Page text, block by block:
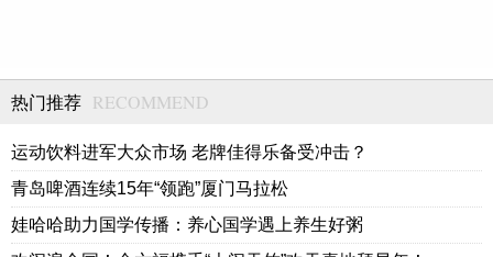
热门推荐 RECOMMEND
运动饮料进军大众市场 老牌佳得乐备受冲击？
青岛啤酒连续15年“领跑”厦门马拉松
娃哈哈助力国学传播：养心国学遇上养生好粥